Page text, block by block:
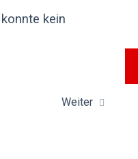
kein
Weiter